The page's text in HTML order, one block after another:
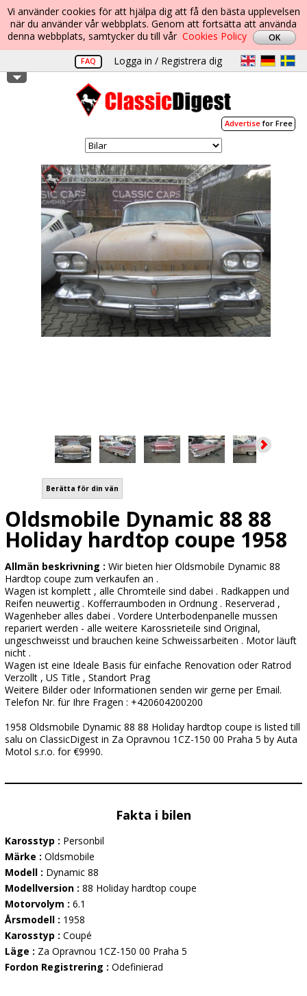
Vi använder cookies för att hjälpa dig att få den bästa upplevelsen
när du använder vår webbplats. Genom att fortsätta att använda
denna webbplats, samtycker du till vår Cookies Policy
FAQ Logga in / Registrera dig
Advertisefor Free
Berätta för din vän
Oldsmobile Dynamic 88 88
Holiday hardtop coupe 1958
Allmän beskrivning : Wir bieten hier Oldsmobile Dynamic 88
Hardtop coupe zum verkaufen an .
Wagen ist komplett , alle Chromteile sind dabei . Radkappen und
Reifen neuwertig . Kofferraumboden in Ordnung . Reserverad ,
Wagenheber alles dabei . Vordere Unterbodenpanelle mussen
repariert werden - alle weitere Karossrieteile sind Original,
ungeschweisst und brauchen keine Schweissarbeiten . Motor läuft
nicht .
Wagen ist eine Ideale Basis für einfache Renovation oder Ratrod
Verzollt , US Title , Standort Prag
Weitere Bilder oder Informationen senden wir gerne per Email.
Telefon Nr. für Ihre Fragen : +420604200200
1958 Oldsmobile Dynamic 88 88 Holiday hardtop coupe is listed till
salu on ClassicDigest in Za Opravnou 1CZ-150 00 Praha 5 by Auta
Motol s.r.o. for €9990.
Fakta i bilen
Karosstyp : Personbil
Märke : Oldsmobile
Modell : Dynamic 88
Modellversion : 88 Holiday hardtop coupe
Motorvolym : 6.1
Årsmodell : 1958
Karosstyp : Coupé
Läge : Za Opravnou 1CZ-150 00 Praha 5
Fordon Registrering : Odefinierad